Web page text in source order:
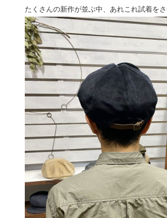
たくさんの新作が並ぶ中、あれこれ試着をさ